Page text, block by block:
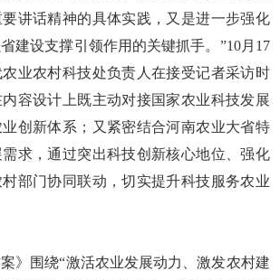
讲话精神的具体实践，又是进一步强化
建设支撑引领作用的关键抓手。”10月17
业农村科技处负责人在接受记者采访时
容设计上既主动对接国家农业科技发展
创新体系；又紧密结合河南农业大省特
求，通过突出科技创新核心地位、强化
部门协同联动，切实提升科技服务农业
围绕“激活农业发展动力、激发农村建